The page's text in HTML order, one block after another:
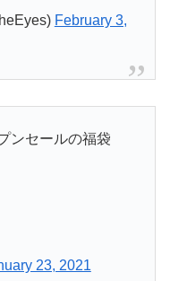
February 3,
ンセールの福袋
23, 2021